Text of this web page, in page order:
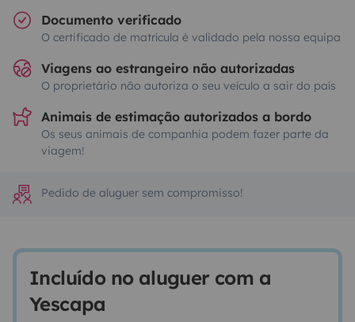
Documento verificado
O certificado de matrícula é validado pela nossa equipa
Viagens ao estrangeiro não autorizadas
O proprietário não autoriza o seu veículo a sair do país
Animais de estimação autorizados a bordo
Os seus animais de companhia podem fazer parte da
viagem!
Pedido de aluguer sem compromisso!
Incluído no aluguer com a
Yescapa